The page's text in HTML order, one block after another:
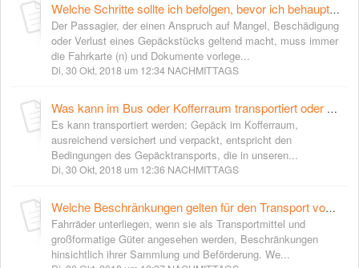
Welche Schritte sollte ich befolgen, bevor ich behaupte, mein Gepäck zu transportieren?
Der Passagier, der einen Anspruch auf Mangel, Beschädigung
oder Verlust eines Gepäckstücks geltend macht, muss immer
die Fahrkarte (n) und Dokumente vorlege...
Di, 30 Okt, 2018 um 12:34 NACHMITTAGS
Was kann im Bus oder Kofferraum transportiert oder nicht transportiert werden?
Es kann transportiert werden: Gepäck im Kofferraum,
ausreichend versichert und verpackt, entspricht den
Bedingungen des Gepäcktransports, die in unseren...
Di, 30 Okt, 2018 um 12:36 NACHMITTAGS
Welche Beschränkungen gelten für den Transport von Fahrrädern?
Fahrräder unterliegen, wenn sie als Transportmittel und
großformatige Güter angesehen werden, Beschränkungen
hinsichtlich ihrer Sammlung und Beförderung. We...